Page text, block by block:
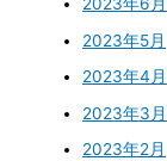
2023年6月
2023年5月
2023年4月
2023年3月
2023年2月